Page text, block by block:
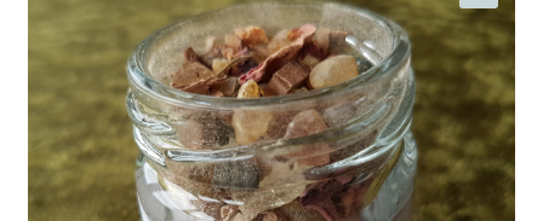
Winkelmand
Afrekenen
Mijn account
🔍